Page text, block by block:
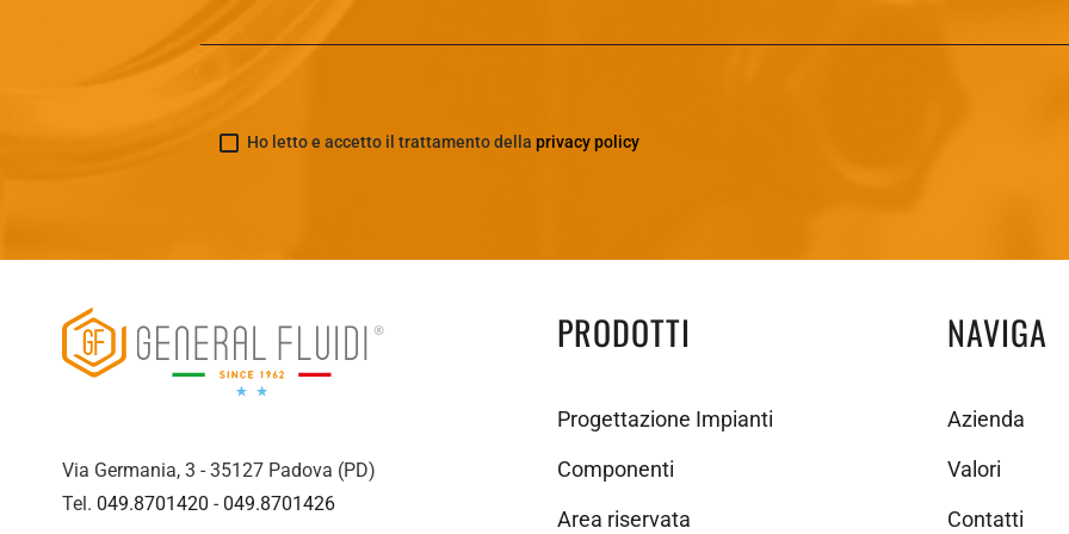
Ho letto e accetto il trattamento della privacy policy
Via Germania, 3 - 35127 Padova (PD)
Tel. 049.8701420 - 049.8701426
PRODOTTI
Progettazione Impianti
Componenti
Area riservata
NAVIGA
Azienda
Valori
Contatti